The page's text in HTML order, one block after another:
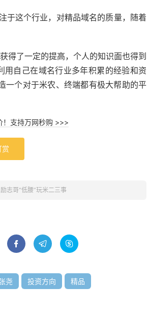
于这个行业，对精品域名的质量，随着
得了一定的提高，个人的知识面也得到
自己在域名行业多年积累的经验和资
一个对于米农、终端都有极大帮助的平
！支持万网秒购 >>>
赏
志哥“低腰”玩米二三事
  
尧 投资方向 精品